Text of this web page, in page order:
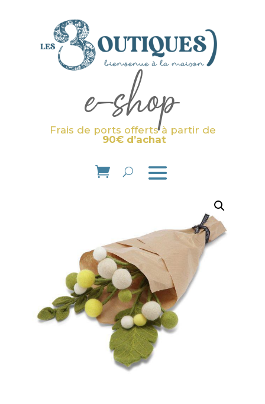
e-shop
Frais de ports offerts à partir de
90€ d’achat